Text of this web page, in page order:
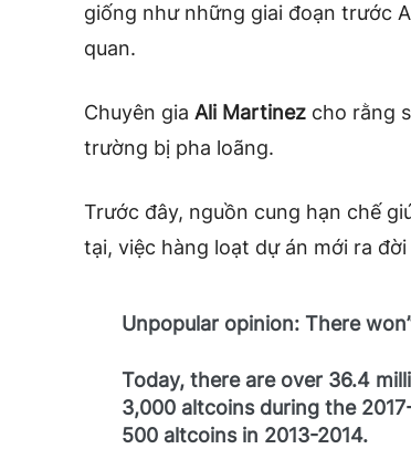
giống như những giai đoạn trước
quan.
Chuyên gia Ali Martinez cho rằng
trường bị pha loãng.
Trước đây, nguồn cung hạn chế
tại, việc hàng loạt dự án mới ra
Unpopular opinion: There
Today, there are over 36.4
3,000 altcoins during the
500 altcoins in 2013-2014.